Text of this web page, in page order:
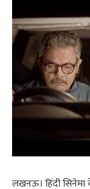
लखनऊ। हिंदी